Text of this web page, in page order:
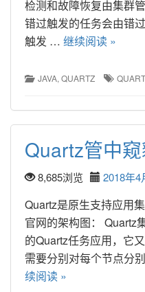
检测和故障恢复由集群
错过触发的任务会由错
触发 … 继续阅读 »
JAVA, QUARTZ
Quartz管中
8,685浏览 2018年4
Quartz是原生支持应用
官网的架构图： Quartz
的Quartz任务应用，它
需要分别对每个节点分
续阅读 »